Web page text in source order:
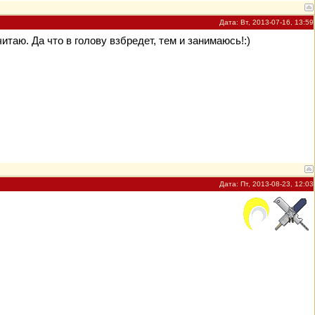
Дата: Вт, 2013-07-16, 13:59
Да что в голову взбредет, тем и занимаюсь!:)
Дата: Пт, 2013-08-23, 12:03